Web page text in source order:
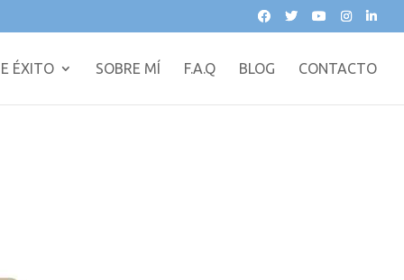
ÉXITO SOBRE MÍ F.A.Q BLOG CONTACTO